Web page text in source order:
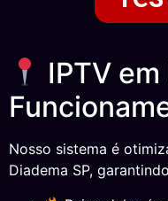
IPTV
Nosso sistema é
Diadema SP,